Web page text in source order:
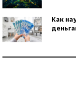
Как